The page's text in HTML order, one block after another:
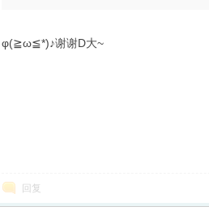
φ(≧ω≦*)♪谢谢D大~
回复